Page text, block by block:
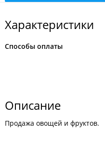
Характеристики
Способы оплаты
Описание
Продажа овощей и фруктов.